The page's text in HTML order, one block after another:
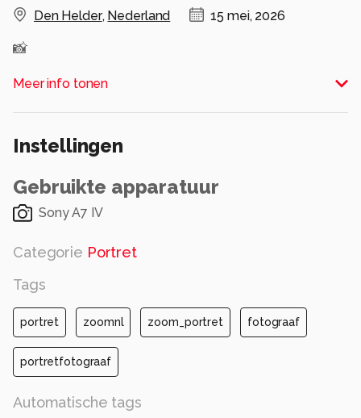
Den Helder, Nederland 15 mei, 2026
📸
Alle rechten voorbehouden
Meer info tonen
Instellingen
Gebruikte apparatuur
Sony A7 IV
Categorie Portret
Tags
portret zoomnl zoom_portret fotograaf
portretfotograaf
Automatische tags